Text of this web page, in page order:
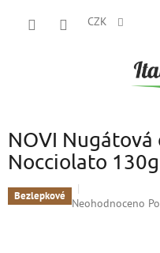
CZK
NOVI Nugátová
Nocciolato 130g
Bezlepkové Průměrné
Neohodnoceno